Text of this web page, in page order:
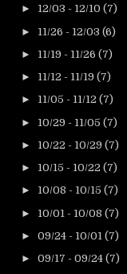
► 12/03 - 12/10 (7)
► 11/26 - 12/03 (6)
► 11/19 - 11/26 (7)
► 11/12 - 11/19 (7)
► 11/05 - 11/12 (7)
► 10/29 - 11/05 (7)
► 10/22 - 10/29 (7)
► 10/15 - 10/22 (7)
► 10/08 - 10/15 (7)
► 10/01 - 10/08 (7)
► 09/24 - 10/01 (7)
► 09/17 - 09/24 (7)